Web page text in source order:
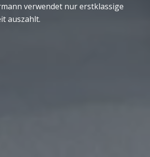
verwendet nur erstklassige
auszahlt.